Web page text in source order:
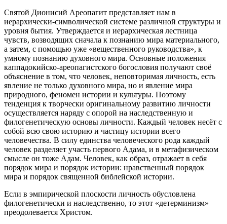
Святой Дионисий Ареопагит представляет нам в
иерархически-символической системе различной структуры и
уровня бытия. Утверждается и иерархическая лестница
чувств, возводящих сначала к познанию мира материального,
а затем, с помощью уже «вещественного руководства», к
умному познанию духовного мира. Основные положения
каппадокийско-ареопагистского богословия получают своё
объяснение в том, что человек, неповторимая личность, есть
явление не только духовного мира, но и явление мира
природного, феномен истории и культуры. Поэтому
тенденция к творчески оригинальному развитию личности
осуществляется наряду с опорой на наследственную и
филогенетическую основы личности. Каждый человек несёт с
собой всю свою историю и частицу истории всего
человечества. В силу единства человеческого рода каждый
человек разделяет участь первого Адама, и в метафизическом
смысле он тоже Адам. Человек, как образ, отражает в себя
порядок мира и порядок истории: нравственный порядок
мира и порядок священной библейской истории.
Если в эмпирической плоскости личность обусловлена
филогенетически и наследственно, то этот «детерминизм»
преодолевается Христом.